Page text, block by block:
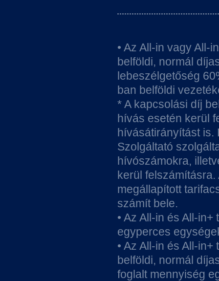
• Az All-in vagy All-
belföldi, normál
lebeszélgetőség
ban belföldi
* A kapcsolási díj
hívás esetén kerül
hívásátirányítást is.
Szolgáltató
hívószámokra,
kerül
megállapított
számít bele.
• Az All-in és All-
egyperces
• Az All-in és All-
belföldi, normál
foglalt mennyiség